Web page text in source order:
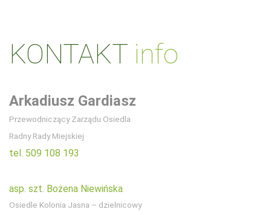
KONTAKT info
Arkadiusz Gardiasz
Przewodniczący Zarządu Osiedla
Radny Rady Miejskiej
tel. 509 108 193
asp. szt. Bożena Niewińska
Osiedle Kolonia Jasna – dzielnicowy